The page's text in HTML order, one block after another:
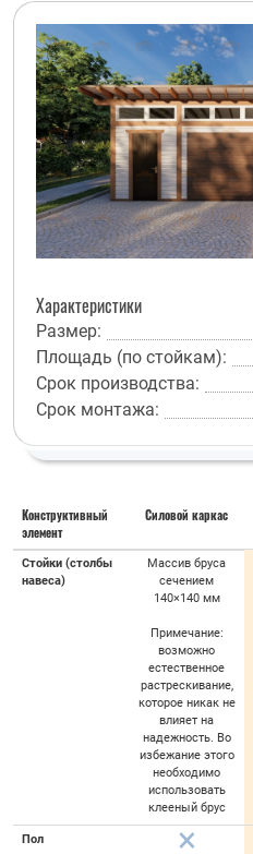
Характеристики
Размер:
Площадь (по стойкам):
Срок производства:
Срок монтажа:
Конструктивный
элемент
Силовой каркас
Стойки (столбы
навеса)
Массив бруса
сечением
140×140 мм
Примечание:
возможно
естественное
растрескивание,
которое никак не
влияет на
надежность. Во
избежание этого
необходимо
использовать
клееный брус
Пол